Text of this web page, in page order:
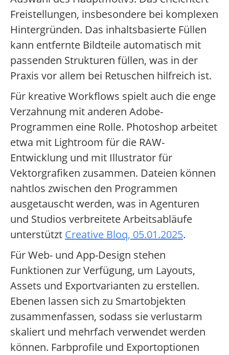
Freistellungen, insbesondere bei komplexen
Hintergründen. Das inhaltsbasierte Füllen
kann entfernte Bildteile automatisch mit
passenden Strukturen füllen, was in der
Praxis vor allem bei Retuschen hilfreich ist.
Für kreative Workflows spielt auch die enge
Verzahnung mit anderen Adobe-
Programmen eine Rolle. Photoshop arbeitet
etwa mit Lightroom für die RAW-
Entwicklung und mit Illustrator für
Vektorgrafiken zusammen. Dateien können
nahtlos zwischen den Programmen
ausgetauscht werden, was in Agenturen
und Studios verbreitete Arbeitsabläufe
unterstützt Creative Bloq, 05.01.2025.
Für Web- und App-Design stehen
Funktionen zur Verfügung, um Layouts,
Assets und Exportvarianten zu erstellen.
Ebenen lassen sich zu Smartobjekten
zusammenfassen, sodass sie verlustarm
skaliert und mehrfach verwendet werden
können. Farbprofile und Exportoptionen